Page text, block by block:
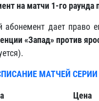
на матчи 1-го
дает право
«Запад» против
МАТЧЕЙ СЕРИИ
Цена